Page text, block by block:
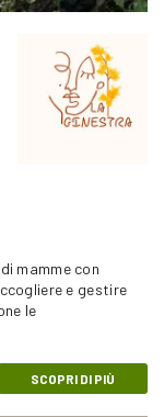
mamme con
e gestire
le
SCOPRI DI PIÙ